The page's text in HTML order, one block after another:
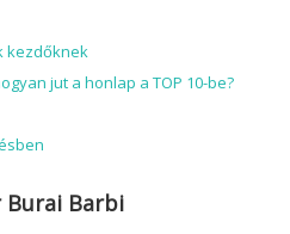
változás várható?
minden vállalkozásnak?
mi alapján válassz SEO
jut a honlap a TOP 10-be?